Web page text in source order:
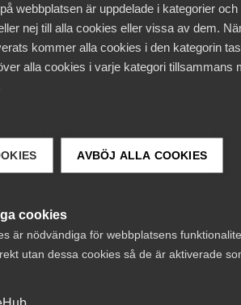
webbplatsen är uppdelade i kategorier
nej till alla cookies eller vissa av dem.
kommer alla cookies i den kategorin
alla cookies i varje kategori tillsammans
AVBÖJ ALLA COOKIES
cookies
är nödvändiga för webbplatsens
utan dessa cookies så de är aktiverade
tydligt –
mot 45 § MBL
20 mars AD-domar
bröt inte
§ MBL